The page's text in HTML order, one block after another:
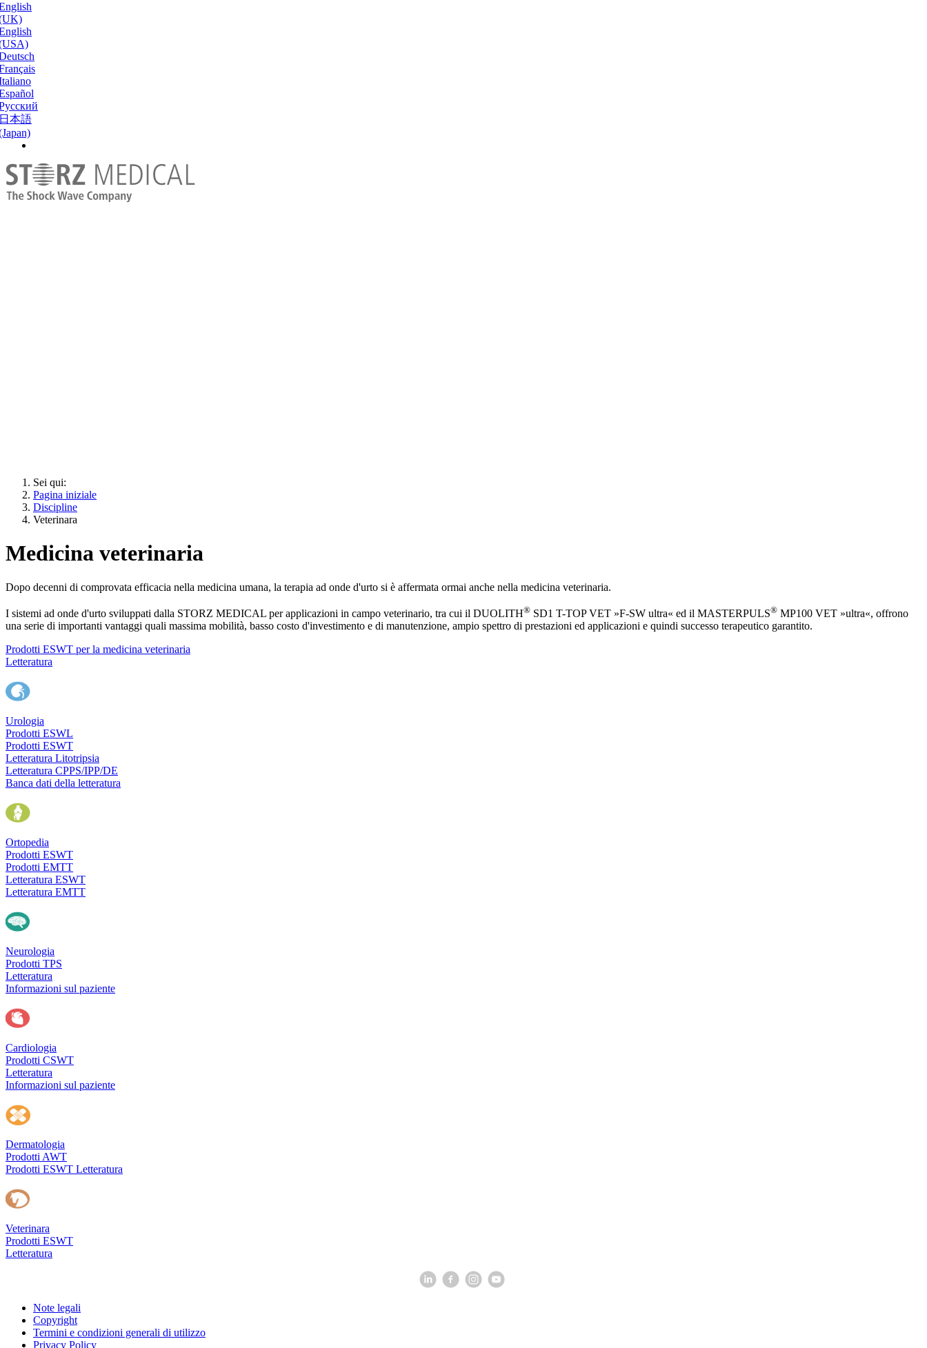
本語
Sei qui:
Pagina iniziale
Discipline
Veterinara
Medicina veterinaria
Dopo decenni di comprovata efficacia nella medicina umana, la terapia ad onde d'urto si è affermata ormai anche nella medicina veterinaria.
I sistemi ad onde d'urto sviluppati dalla STORZ MEDICAL per applicazioni in campo veterinario, tra cui il DUOLITH® SD1 T-TOP VET »F-SW ultra« ed il MASTERPULS® MP100 VET »ultra«, offrono
una serie di importanti vantaggi quali massima mobilità, basso costo d'investimento e di manutenzione, ampio spettro di prestazioni ed applicazioni e quindi successo terapeutico garantito.
Prodotti ESWT per la medicina veterinaria
Letteratura
Urologia
Prodotti ESWL
Prodotti ESWT
Letteratura Litotripsia
Letteratura CPPS/IPP/DE
Banca dati della letteratura
Ortopedia
Prodotti ESWT
Prodotti EMTT
Letteratura ESWT
Letteratura EMTT
Neurologia
Prodotti TPS
Letteratura
Informazioni sul paziente
Cardiologia
Prodotti CSWT
Letteratura
Informazioni sul paziente
Dermatologia
Prodotti AWT
Prodotti ESWT Letteratura
Veterinara
Prodotti ESWT
Letteratura
Note legali
Copyright
Termini e condizioni generali di utilizzo
Privacy Policy